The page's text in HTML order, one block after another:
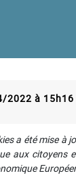
2022 à 15h16
a été mise à
aux citoyens